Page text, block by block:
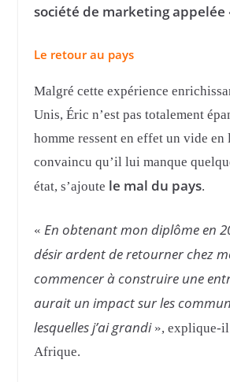
société de marketing appelée
Le retour au pays
Malgré cette expérience
Unis, Éric n’est pas totalement
homme ressent en effet un vide en
convaincu qu’il lui manque
état, s’ajoute le mal du pays.
« En obtenant mon diplôme en
désir ardent de retourner chez
commencer à construire une
aurait un impact sur les
lesquelles j’ai grandi», explique-il
Afrique.